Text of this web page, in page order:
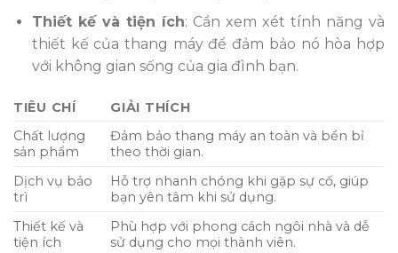
Thiết kế và tiện ích: Cần xem xét tính năng và
thiết kế của thang máy để đảm bảo nó hòa hợp
với không gian sống của gia đình bạn.
TIÊU CHÍ
GIẢI THÍCH
Chất lượng
sản phẩm
Đảm bảo thang máy an toàn và bền bỉ
theo thời gian.
Dịch vụ bảo
trì
Hỗ trợ nhanh chóng khi gặp sự cố, giúp
bạn yên tâm khi sử dụng.
Thiết kế và
tiện ích
Phù hợp với phong cách ngôi nhà và dễ
sử dụng cho mọi thành viên.